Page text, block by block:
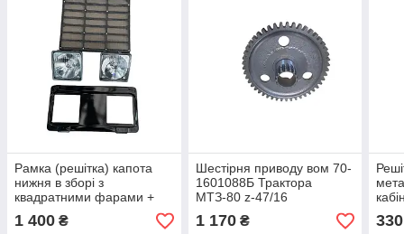
Рамка (решітка) капота
нижня в зборі з
квадратними фарами +
Верхня МТЗ-80, 82
1 400 ₴
Шестірня приводу вом 70-
1601088Б Трактора
МТЗ-80 z-47/16
1 170₴ 330